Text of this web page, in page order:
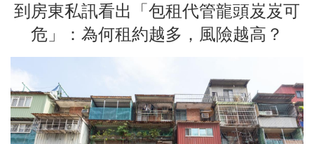
到房東私訊看出「包租代管龍頭岌岌可
危」：為何租約越多，風險越高？